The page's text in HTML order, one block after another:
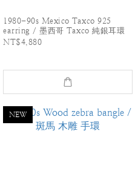
1980-90s Mexico Taxco 925
earring / 墨西哥 Taxco 純銀耳環
NT$4,880
NEW